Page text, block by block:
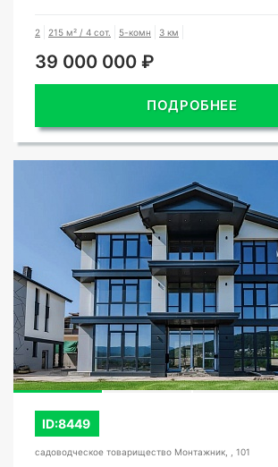
2 215 м² / 4 сот. 5-комн 3 км
39 000 000 ₽
ПОДРОБНЕЕ
ID:8449
садоводческое товарищество Монтажник, , 101